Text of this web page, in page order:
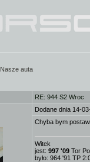
Nasze auta
RE: 944 S2 Wroc
Dodane dnia 14-
Chyba bym
Witek
jest: 997 '09 Tor
było: 964 '91 TP